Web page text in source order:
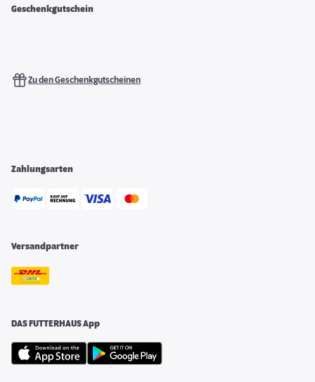
Geschenkgutschein
Zu den Geschenkgutscheinen
Zahlungsarten
Versandpartner
DAS FUTTERHAUS App